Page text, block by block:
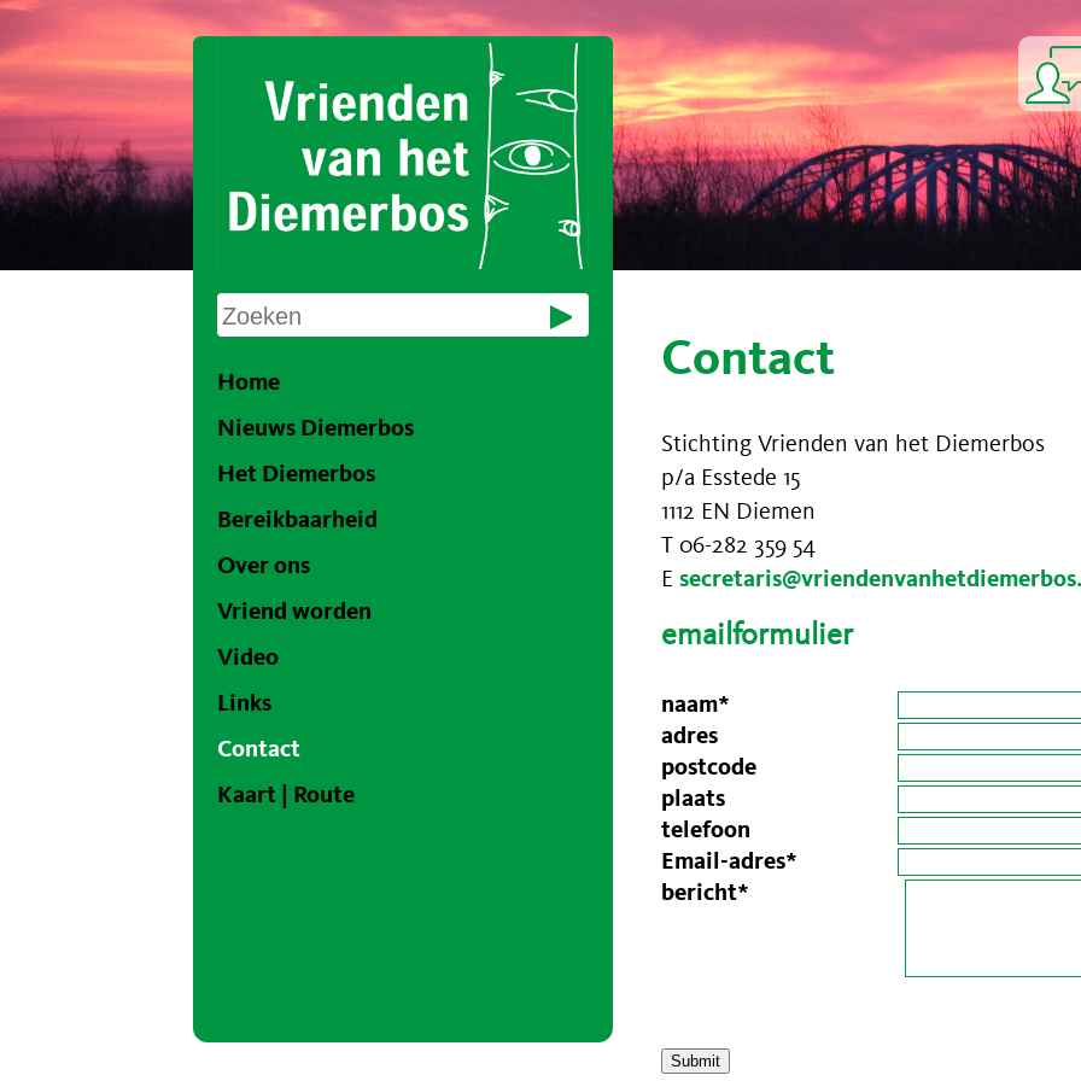
Home
Nieuws Diemerbos
Het Diemerbos
Bereikbaarheid
Over ons
Vriend worden
Video
Links
Contact
Kaart | Route
Contact
Stichting Vrienden van het Diemerbos
p/a Esstede 15
1112 EN Diemen
T 06-282 359 54
E
emailformulier
naam*
adres
postcode
plaats
telefoon
Email-adres*
bericht*